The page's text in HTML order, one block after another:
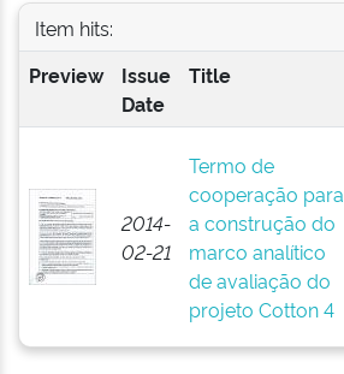
Item hits:
Preview
Issue
Date
Title
2014-
02-21
Termo de
cooperação para
a construção do
marco analítico
de avaliação do
projeto Cotton 4